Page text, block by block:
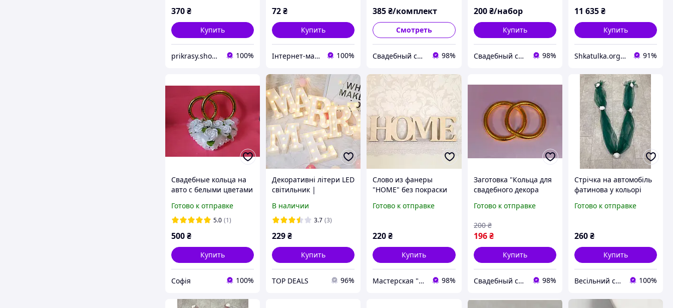
370₴
Купить
prikrasy.shop - интернет магазин украшений 100%
72₴
Купить
Інтернет-магазин "Майстерня весільних аксесуарів" 100%
385₴/комплект
Смотреть
Свадебный салон "ПРИНЦЕССА" 98%
200 ₴/набор
Купить
Свадебный салон "ПРИНЦЕССА" 98%
11 635₴
Купить
Shkatulka.org - великий ювелірний маркет для всієї родини! 91%
Свадебные кольца на
авто с белыми цветами
Готово к отправке
5.0 (1)
500₴
Купить
Софія 100%
Декоративні літери LED
світильник |
светильник с LED
подсветкой
В наличии
3.7 (3)
229₴
Купить
TOP DEALS 96%
Слово из фанеры
"HOME" без покраски
Готово к отправке
220₴
Купить
Мастерская "Счастливы вместе" 98%
Заготовка "Кольца для
свадебного декора
Готово к отправке
196 ₴
200 ₴
Купить
Свадебный салон "ПРИНЦЕССА" 98%
Стрічка на автомобіль
фатинова у кольорі
латексними
Готово к отправке
260₴
Купить
Весільний салон «Ніколь» 100%